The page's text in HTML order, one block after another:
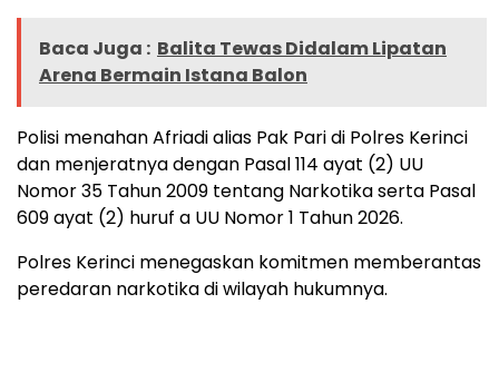
Baca Juga : Balita Tewas Didalam Lipatan
Arena Bermain Istana Balon
Polisi menahan Afriadi alias Pak Pari di Polres Kerinci
dan menjeratnya dengan Pasal 114 ayat (2) UU
Nomor 35 Tahun 2009 tentang Narkotika serta Pasal
609 ayat (2) huruf a UU Nomor 1 Tahun 2026.
Polres Kerinci menegaskan komitmen memberantas
peredaran narkotika di wilayah hukumnya.